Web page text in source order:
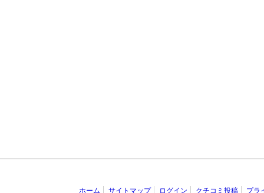
ホーム サイトマップ ログイン クチコミ投稿 プラ